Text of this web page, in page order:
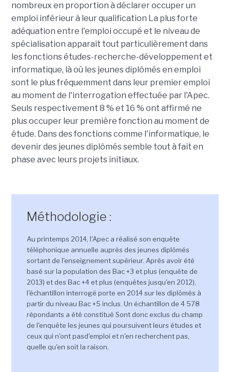
nombreux en proportion à déclarer occuper un
emploi inférieur à leur qualification La plus forte
adéquation entre l'emploi occupé et le niveau de
spécialisation apparaît tout particulièrement dans
les fonctions études-recherche-développement et
informatique, là où les jeunes diplômés en emploi
sont le plus fréquemment dans leur premier emploi
au moment de l'interrogation effectuée par l'Apec.
Seuls respectivement 8 % et 16 % ont affirmé ne
plus occuper leur première fonction au moment de
étude. Dans des fonctions comme l'informatique, le
devenir des jeunes diplômés semble tout à fait en
phase avec leurs projets initiaux.
Méthodologie :
Au printemps 2014, l'Apec a réalisé son enquête
téléphonique annuelle auprès des jeunes diplômés
sortant de l'enseignement supérieur. Après avoir été
basé sur la population des Bac +3 et plus (enquête de
2013) et des Bac +4 et plus (enquêtes jusqu'en 2012),
l'échantillon interrogé porte en 2014 sur les diplômés à
partir du niveau Bac +5 inclus. Un échantillon de 4 578
répondants a été constitué Sont donc exclus du champ
de l'enquête les jeunes qui poursuivent leurs études et
ceux qui n'ont pasd'emploi et n'en recherchent pas,
quelle qu'en soit la raison.